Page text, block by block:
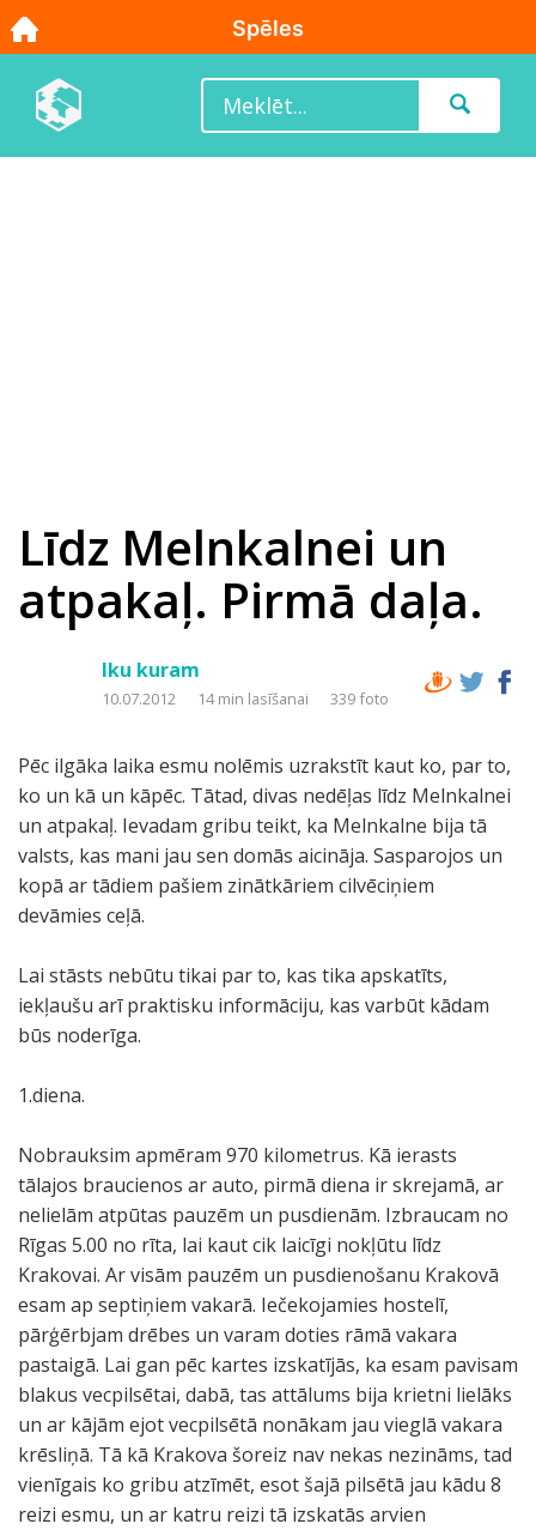
Līdz Melnkalnei un
atpakaļ. Pirmā daļa.
Iku kuram
10.07.2012 14 min lasīšanai 339 foto
Pēc ilgāka laika esmu nolēmis uzrakstīt kaut ko, par to,
ko un kā un kāpēc. Tātad, divas nedēļas līdz Melnkalnei
un atpakaļ. Ievadam gribu teikt, ka Melnkalne bija tā
valsts, kas mani jau sen domās aicināja. Sasparojos un
kopā ar tādiem pašiem zinātkāriem cilvēciņiem
devāmies ceļā.
Lai stāsts nebūtu tikai par to, kas tika apskatīts,
iekļaušu arī praktisku informāciju, kas varbūt kādam
būs noderīga.
1.diena.
Nobrauksim apmēram 970 kilometrus. Kā ierasts
tālajos braucienos ar auto, pirmā diena ir skrejamā, ar
nelielām atpūtas pauzēm un pusdienām. Izbraucam no
Rīgas 5.00 no rīta, lai kaut cik laicīgi nokļūtu līdz
Krakovai. Ar visām pauzēm un pusdienošanu Krakovā
esam ap septiņiem vakarā. Iečekojamies hostelī,
pārģērbjam drēbes un varam doties rāmā vakara
pastaigā. Lai gan pēc kartes izskatījās, ka esam pavisam
blakus vecpilsētai, dabā, tas attālums bija krietni lielāks
un ar kājām ejot vecpilsētā nonākam jau vieglā vakara
krēsliņā. Tā kā Krakova šoreiz nav nekas nezināms, tad
vienīgais ko gribu atzīmēt, esot šajā pilsētā jau kādu 8
reizi esmu, un ar katru reizi tā izskatās arvien